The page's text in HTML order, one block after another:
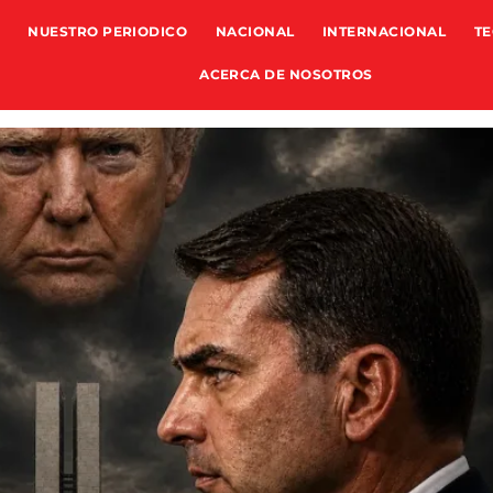
NUESTRO PERIODICO NACIONAL INTERNACIONAL
ACERCA DE NOSOTROS